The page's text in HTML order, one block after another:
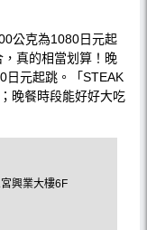
公克為1080日元起
真的相當划算！晚
日元起跳。「STEAK
晚餐時段能好好大吃
興業大樓6F